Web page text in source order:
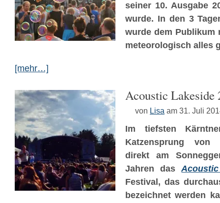
seiner 10. Ausgabe
wurde. In den 3
wurde dem Publikum
meteorologisch alles
[mehr…]
Acoustic Lakeside
von Lisa am 31. Juli
Im tiefsten
Katzensprung von
direkt am
Jahren das
Festival, das
bezeichnet werden